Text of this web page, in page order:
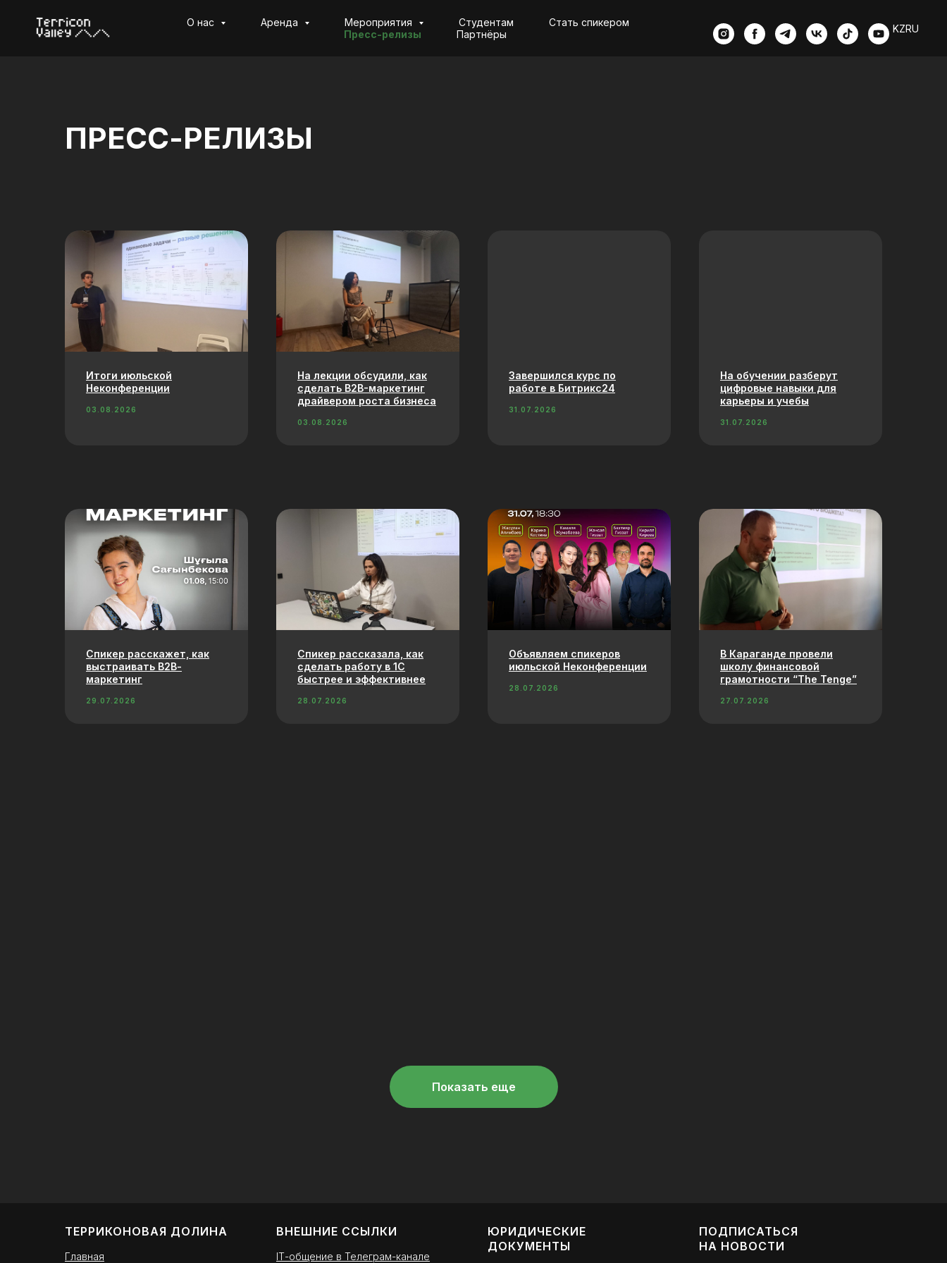
О нас Аренда Мероприятия Студентам
Стать спикером
Пресс-релизы
Партнёры KZRU
ПРЕСС-РЕЛИЗЫ
Итоги июльской
Неконференции
03.08.2026
На лекции обсудили, как
сделать B2B-маркетинг
драйвером роста бизнеса
03.08.2026
Завершился курс по
работе в Битрикс24
31.07.2026
На обучении разберут
цифровые навыки для
карьеры и учебы
31.07.2026
Спикер расскажет, как
выстраивать В2В-
маркетинг
29.07.2026
Спикер рассказала, как
сделать работу в 1С
быстрее и эффективнее
28.07.2026
Объявляем спикеров
июльской Неконференции
28.07.2026
В Караганде провели
школу финансовой
грамотности “The Tenge”
27.07.2026
Показать еще
ТЕРРИКОНОВАЯ ДОЛИНА
Главная
ВНЕШНИЕ ССЫЛКИ
ІТ-общение в Телеграм-канале
ЮРИДИЧЕСКИЕ
ДОКУМЕНТЫ
ПОДПИСАТЬСЯ
НА НОВОСТИ